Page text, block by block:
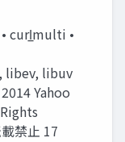
curl̲multi •
libev, libuv
Yahoo
禁止 17